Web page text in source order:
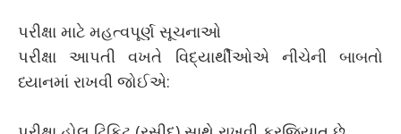
પરીક્ષા માટે મહત્વપૂર્ણ સૂચનાઓ
પરીક્ષા આપતી વખતે વિદ્યાર્થીઓએ નીચેની બાબતો
ધ્યાનમાં રાખવી જોઈએ: